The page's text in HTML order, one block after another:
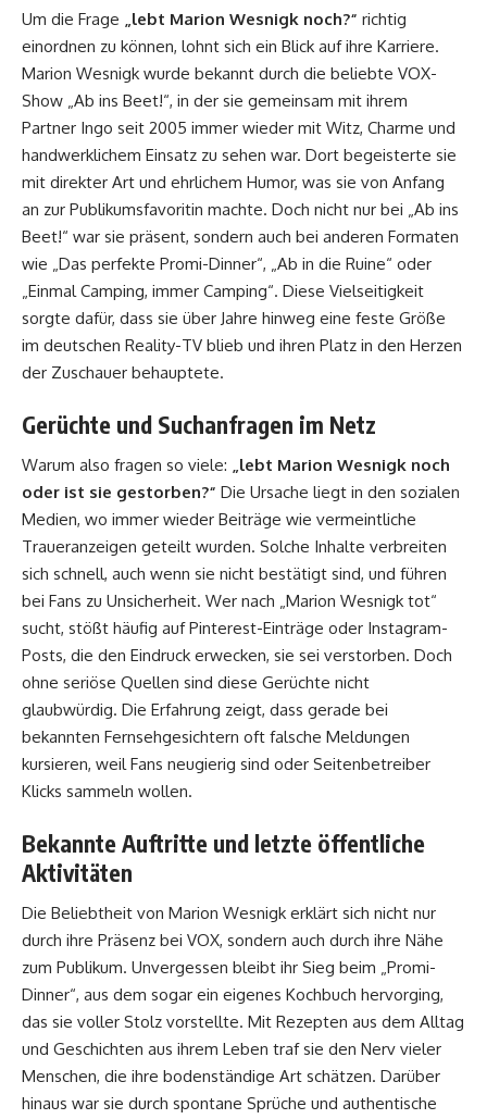
Um die Frage „lebt Marion Wesnigk noch?“ richtig
einordnen zu können, lohnt sich ein Blick auf ihre Karriere.
Marion Wesnigk wurde bekannt durch die beliebte VOX-
Show „Ab ins Beet!“, in der sie gemeinsam mit ihrem
Partner Ingo seit 2005 immer wieder mit Witz, Charme und
handwerklichem Einsatz zu sehen war. Dort begeisterte sie
mit direkter Art und ehrlichem Humor, was sie von Anfang
an zur Publikumsfavoritin machte. Doch nicht nur bei „Ab ins
Beet!“ war sie präsent, sondern auch bei anderen Formaten
wie „Das perfekte Promi-Dinner“, „Ab in die Ruine“ oder
„Einmal Camping, immer Camping“. Diese Vielseitigkeit
sorgte dafür, dass sie über Jahre hinweg eine feste Größe
im deutschen Reality-TV blieb und ihren Platz in den Herzen
der Zuschauer behauptete.
Gerüchte und Suchanfragen im Netz
Warum also fragen so viele:
„lebt Marion Wesnigk noch
oder ist sie gestorben?“ Die Ursache liegt in den sozialen
Medien, wo immer wieder Beiträge wie vermeintliche
Traueranzeigen geteilt wurden. Solche Inhalte verbreiten
sich schnell, auch wenn sie nicht bestätigt sind, und führen
bei Fans zu Unsicherheit. Wer nach „Marion Wesnigk tot“
sucht, stößt häufig auf Pinterest-Einträge oder Instagram-
Posts, die den Eindruck erwecken, sie sei verstorben. Doch
ohne seriöse Quellen sind diese Gerüchte nicht
glaubwürdig. Die Erfahrung zeigt, dass gerade bei
bekannten Fernsehgesichtern oft falsche Meldungen
kursieren, weil Fans neugierig sind oder Seitenbetreiber
Klicks sammeln wollen.
Bekannte Auftritte und letzte öffentliche
Aktivitäten
Die Beliebtheit von Marion Wesnigk erklärt sich nicht nur
durch ihre Präsenz bei VOX, sondern auch durch ihre Nähe
zum Publikum. Unvergessen bleibt ihr Sieg beim „Promi-
Dinner“, aus dem sogar ein eigenes Kochbuch hervorging,
das sie voller Stolz vorstellte. Mit Rezepten aus dem Alltag
und Geschichten aus ihrem Leben traf sie den Nerv vieler
Menschen, die ihre bodenständige Art schätzen. Darüber
hinaus war sie durch spontane Sprüche und authentische